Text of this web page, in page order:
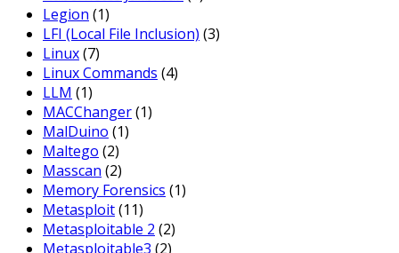
Legion (1)
LFI (Local File Inclusion) (3)
Linux(7)
Linux Commands (4)
LLM (1)
MACChanger(1)
MalDuino (1)
Maltego (2)
Masscan (2)
Memory Forensics (1)
Metasploit(11)
Metasploitable 2 (2)
Metasploitable3 (2)